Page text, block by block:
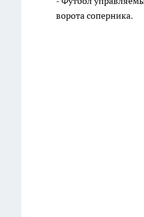
ворота соперника.